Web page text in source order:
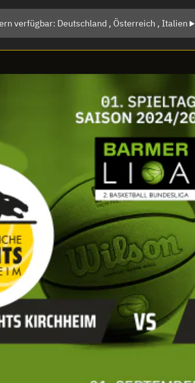
verfügbar: Deutschland , Österreich , Italien